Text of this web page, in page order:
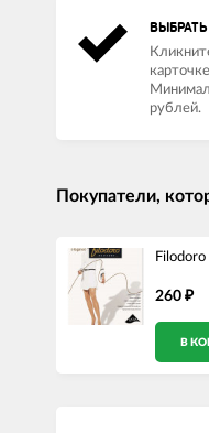
рублей.
Покупатели,
260 ₽
В